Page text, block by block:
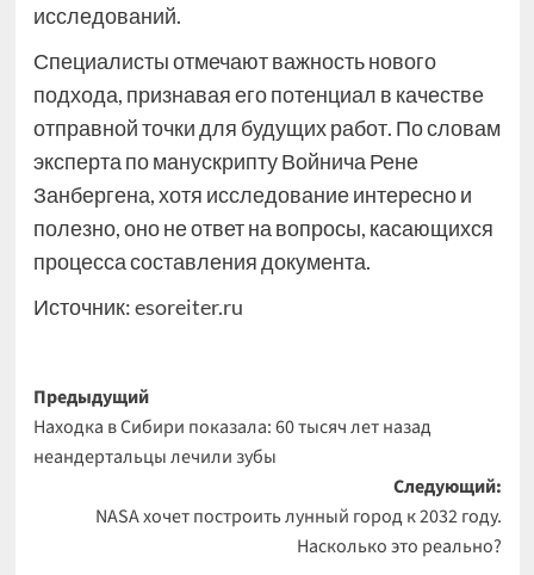
исследований.
Специалисты отмечают важность нового
подхода, признавая его потенциал в качестве
отправной точки для будущих работ. По словам
эксперта по манускрипту Войнича Рене
Занбергена, хотя исследование интересно и
полезно, оно не ответ на вопросы, касающихся
процесса составления документа.
Источник:esoreiter.ru
Навигация
записи
Предыдущий
Находка в Сибири показала: 60 тысяч лет назад
неандертальцы лечили зубы
Следующий:
NASA хочет построить лунный город к 2032 году.
Насколько это реально?